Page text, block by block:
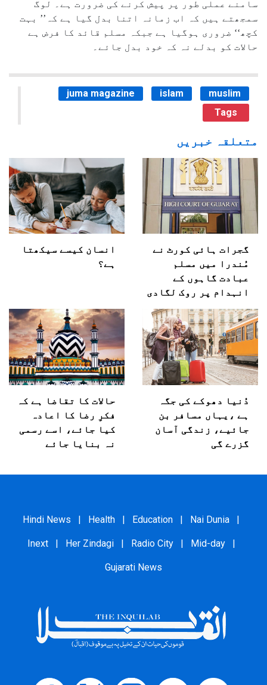
سامنے عملی طور پر پیش کرنے کی ضرورت ہے۔ لوگ
سمجھتے ہیں کہ اب زمانہ اتنا بدل گیا ہے کہ’’ بہت
کچھ‘‘ ضروری ہوگیا ہے جبکہ مسلم قائد کا فرض ہے
حالات کو بدلے نہ کہ خود بدل جائے۔
juma magazine islam
muslim
Tags
متعلقہ خبریں
گجرات ہائی کورٹ نے
مُندرا میں مسلم
عبادت گاہوں کے
انہدام پر روک لگادی
انسان کیسے سیکھتا
ہے؟
دُنیا دھوکے کی جگہ
ہے ،یہاں مسافر بن
جائیے، زندگی آسان
گزرے گی
حالات کا تقاضا ہے کہ
فکرِ رضا کا اعادہ
کیا جائے، اسے رسمی
نہ بنایا جائے
Hindi News | Health | Education | Nai Dunia |
Inext | Her Zindagi | Radio City | Mid-day |
Gujarati News